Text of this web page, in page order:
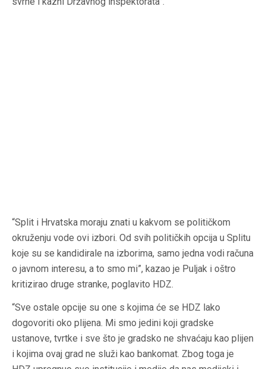
“Split i Hrvatska moraju znati u kakvom se političkom
okruženju vode ovi izbori. Od svih političkih opcija u Splitu
koje su se kandidirale na izborima, samo jedna vodi računa
o javnom interesu, a to smo mi”, kazao je Puljak i oštro
kritizirao druge stranke, poglavito HDZ.
“Sve ostale opcije su one s kojima će se HDZ lako
dogovoriti oko plijena. Mi smo jedini koji gradske
ustanove, tvrtke i sve što je gradsko ne shvaćaju kao plijen
i kojima ovaj grad ne služi kao bankomat. Zbog toga je